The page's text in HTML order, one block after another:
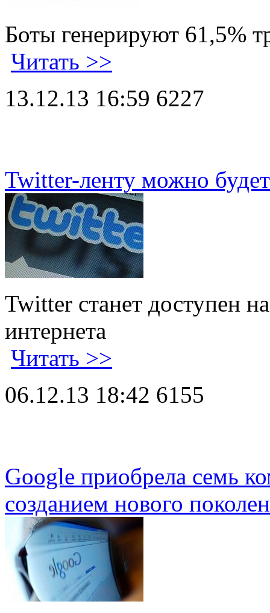
Боты генерируют 61,5%
Читать >>
13.12.13 16:59 6227
Twitter-ленту можно будет
Twitter станет доступен
интернета
Читать >>
06.12.13 18:42 6155
Google приобрела семь
созданием нового